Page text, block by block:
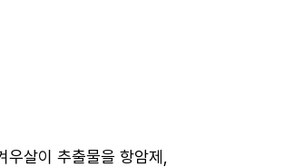
살이 추출물을 항암제,